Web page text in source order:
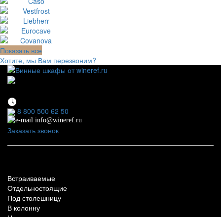
Показать все
Хотите, мы Вам перезвоним?
8 800 500 62 50
info@wineref.ru
Заказать звонок
Встраиваемые
Отдельностоящие
Под столешницу
В колонну